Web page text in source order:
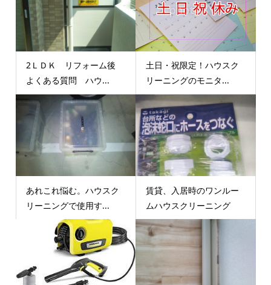
2ＬＤＫ リフォーム後
よくある質問 ハウ...
土日・祝限定！ハウスク
リーニングのモニタ...
あれこれ悩む。ハウスク
リーニングで使用す...
賃貸、入居時のワンルー
ムハウスクリーニング